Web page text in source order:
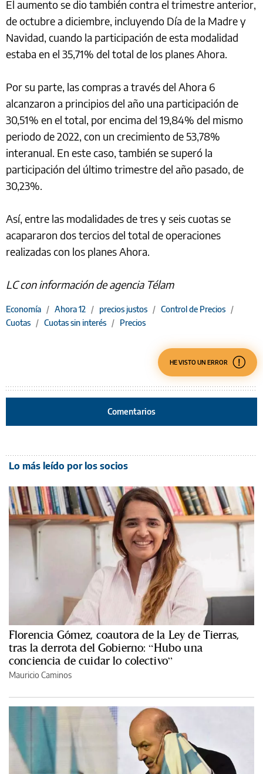
El aumento se dio también contra el trimestre anterior,
de octubre a diciembre, incluyendo Día de la Madre y
Navidad, cuando la participación de esta modalidad
estaba en el 35,71% del total de los planes Ahora.
Por su parte, las compras a través del Ahora 6
alcanzaron a principios del año una participación de
30,51% en el total, por encima del 19,84% del mismo
periodo de 2022, con un crecimiento de 53,78%
interanual. En este caso, también se superó la
participación del último trimestre del año pasado, de
30,23%.
Así, entre las modalidades de tres y seis cuotas se
acapararon dos tercios del total de operaciones
realizadas con los planes Ahora.
LC con información de agencia Télam
Economía / Ahora 12 / precios justos / Control de Precios /
Cuotas / Cuotas sin interés / Precios
HE VISTO UN ERROR
Comentarios
Lo más leído por los socios
Florencia Gómez, coautora de la Ley de Tierras,
tras la derrota del Gobierno: “Hubo una
conciencia de cuidar lo colectivo”
Mauricio Caminos